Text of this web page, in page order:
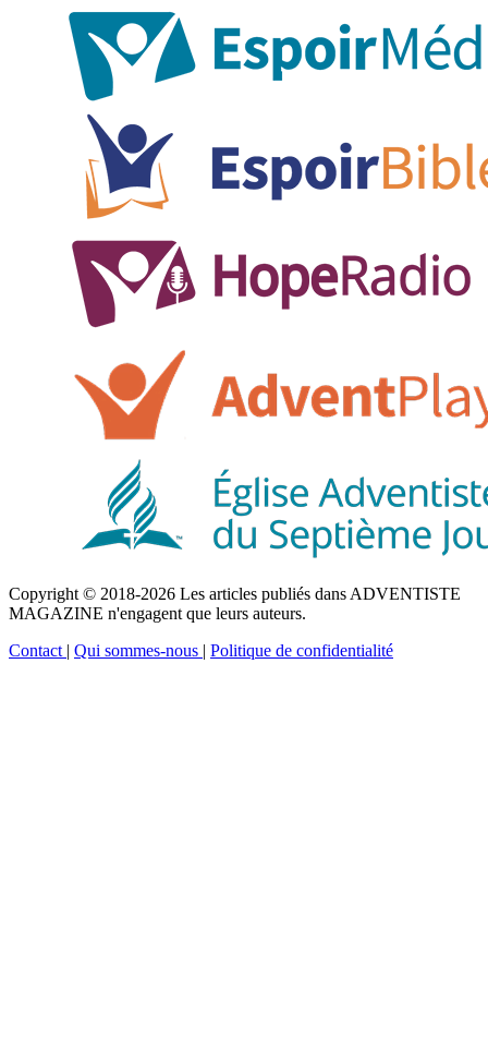
Copyright © 2018-2026 Les articles publiés dans ADVENTISTE
MAGAZINE n'engagent que leurs auteurs.
Contact | Qui sommes-nous | Politique de confidentialité